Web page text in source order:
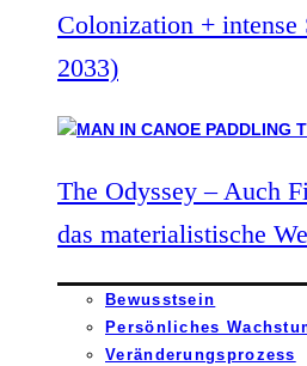
Colonization +
2033)
The Odyssey – Auch
das materialistische
Bewusstsein
Persönliches
Veränderungsprozess